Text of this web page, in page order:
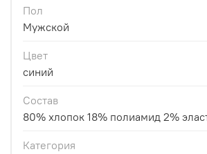
Пол
Мужской
Цвет
синий
Состав
80% хлопок 18% полиамид 2%
Категория